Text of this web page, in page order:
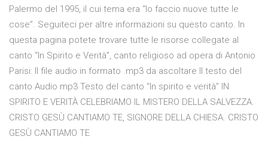
Palermo del 1995, il cui tema era “Io faccio nuove tutte le
cose”. Seguiteci per altre informazioni su questo canto. In
questa pagina potete trovare tutte le risorse collegate al
canto “In Spirito e Verità”, canto religioso ad opera di Antonio
Parisi: Il file audio in formato .mp3 da ascoltare Il testo del
canto Audio mp3 Testo del canto “In spirito e verità” IN
SPIRITO E VERITÀ CELEBRIAMO IL MISTERO DELLA SALVEZZA.
CRISTO GESÙ CANTIAMO TE, SIGNORE DELLA CHIESA. CRISTO
GESÙ CANTIAMO TE